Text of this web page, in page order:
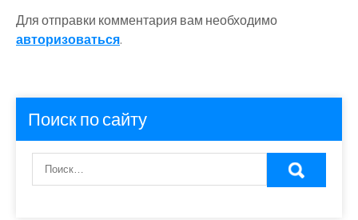
Для отправки комментария вам необходимо
авторизоваться.
Поиск по сайту